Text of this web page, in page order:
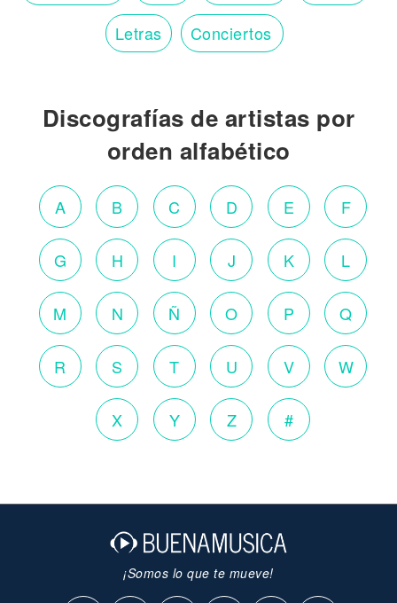
Letras Conciertos
Discografías de artistas por
orden alfabético
A B C D E F
G H I J K L
M N Ñ O P Q
R S T U V W
X Y Z #
¡Somos lo que te mueve!